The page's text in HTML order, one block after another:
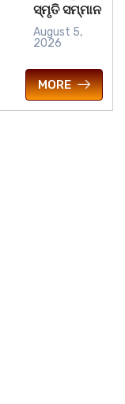
ସ୍ମୃତି ସମ୍ମାନ
August 5,
2026
MORE